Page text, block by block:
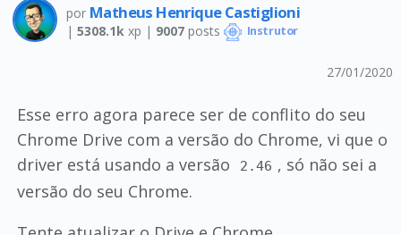
por Matheus Henrique Castiglioni
| 5308.1k xp | 9007posts Instrutor
27/01/2020
Esse erro agora parece ser de conflito do seu
Chrome Drive com a versão do Chrome, vi que o
driver está usando a versão
2.46 , só não sei a
versão do seu Chrome.